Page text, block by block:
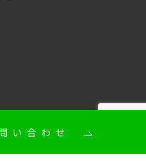
い合わせ